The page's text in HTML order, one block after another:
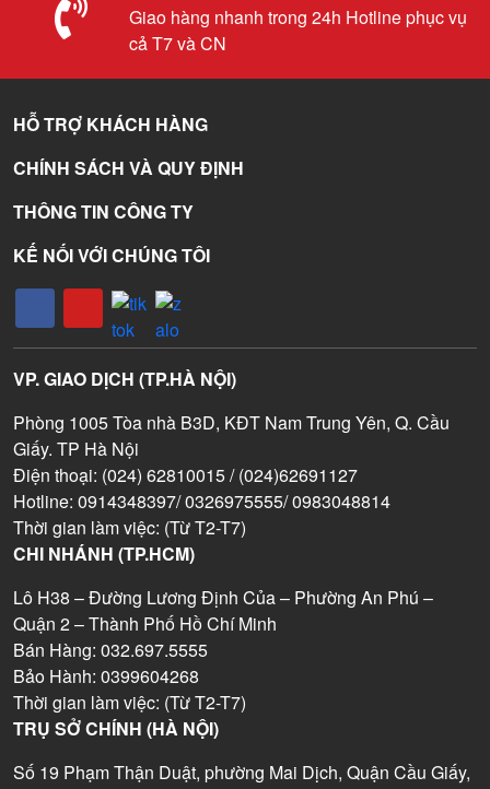
Giao hàng nhanh trong 24h Hotline phục vụ
cả T7 và CN
HỖ TRỢ KHÁCH HÀNG
CHÍNH SÁCH VÀ QUY ĐỊNH
THÔNG TIN CÔNG TY
KẾ NỐI VỚI CHÚNG TÔI
VP. GIAO DỊCH (TP.HÀ NỘI)
Phòng 1005 Tòa nhà B3D, KĐT Nam Trung Yên, Q. Cầu
Giấy. TP Hà Nội
Điện thoại: (024) 62810015 / (024)62691127
Hotline: 0914348397/ 0326975555/ 0983048814
Thời gian làm việc: (Từ T2-T7)
CHI NHÁNH (TP.HCM)
Lô H38 – Đường Lương Định Của – Phường An Phú –
Quận 2 – Thành Phố Hồ Chí Minh
Bán Hàng: 032.697.5555
Bảo Hành: 0399604268
Thời gian làm việc: (Từ T2-T7)
TRỤ SỞ CHÍNH (HÀ NỘI)
Số 19 Phạm Thận Duật, phường Mai Dịch, Quận Cầu Giấy,